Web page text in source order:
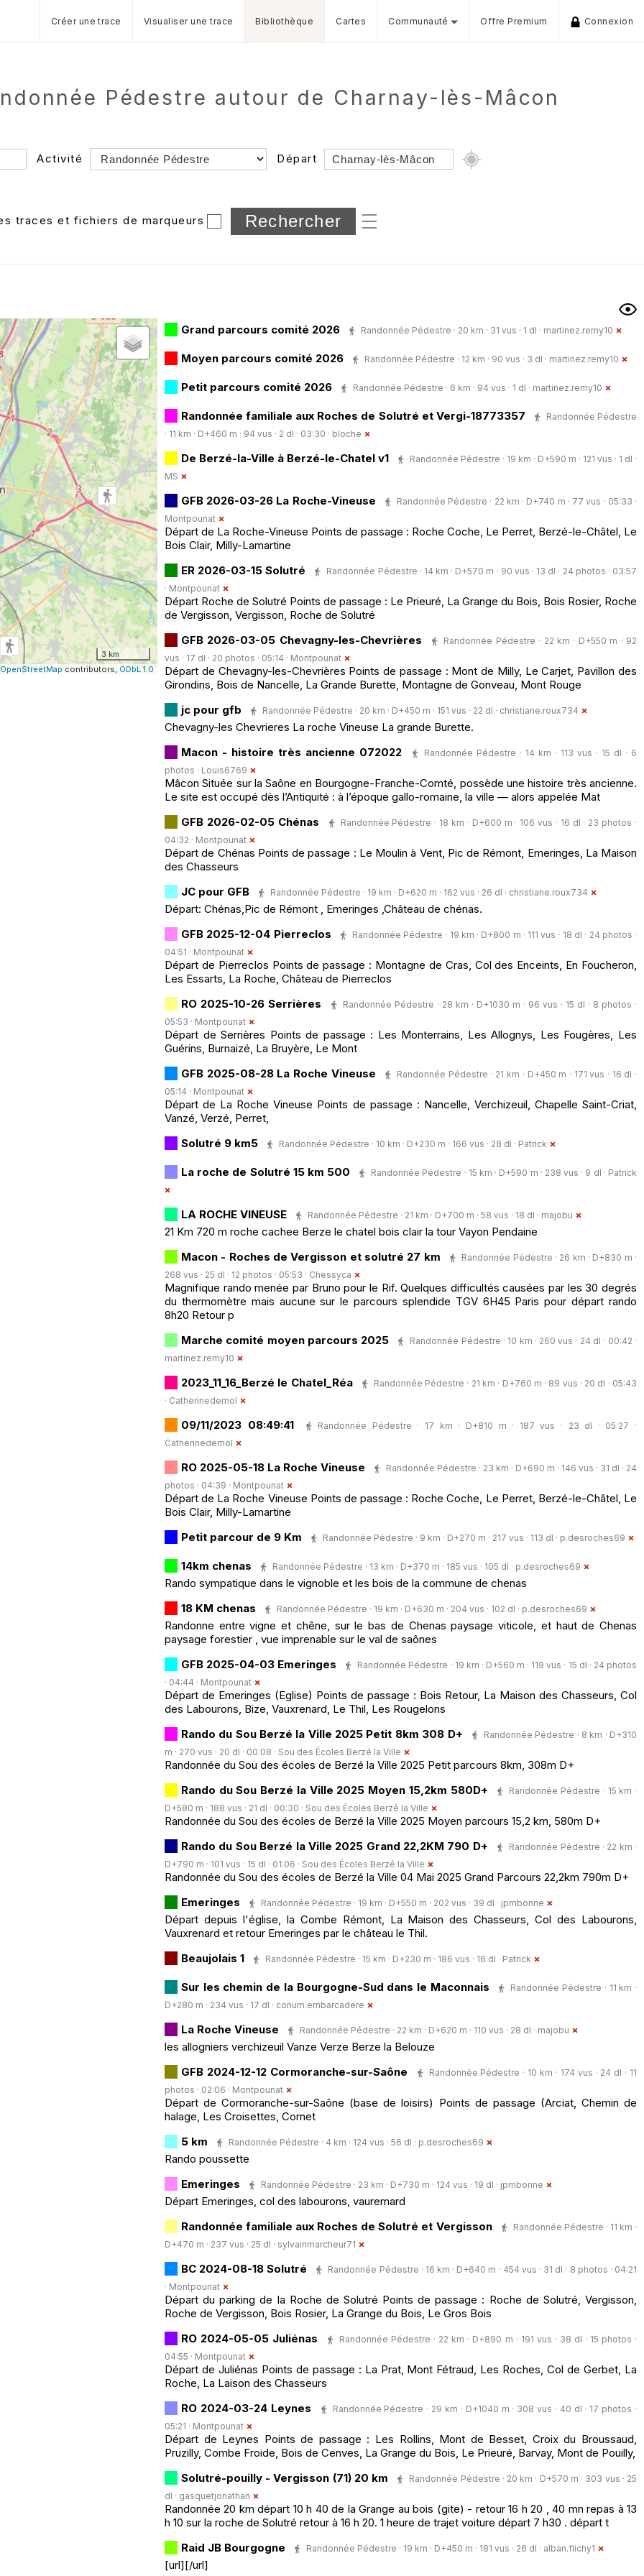
Créer une trace Visualiser une trace Bibliothèque Cartes Communauté Offre Premium Connexion
Pédestre autour de Charnay-lès-Mâcon
Activité Départ
Dossier
et sous-dossiers
traces et fichiers de marqueurs
3 km
OpenStreetMap contributors, ODbL 1.0
Grand parcours comité 2026 Randonnée Pédestre · 20 km · 31 vus · 1 dl · martinez.remy10
Moyen parcours comité 2026 Randonnée Pédestre · 12 km · 90 vus · 3 dl · martinez.remy10
Petit parcours comité 2026 Randonnée Pédestre · 6 km · 94 vus · 1 dl · martinez.remy10
Randonnée familiale aux Roches de Solutré et Vergi-18773357
Randonnée Pédestre
· 11 km · D+460 m · 94 vus · 2 dl · 03:30 · bloche
De Berzé-la-Ville à Berzé-le-Chatel v1
Randonnée Pédestre · 19 km · D+590 m · 121 vus · 1 dl ·
MS
GFB 2026-03-26 La Roche-Vineuse
Randonnée Pédestre · 22 km · D+740 m · 77 vus · 05:33 ·
Montpounat
Départ de La Roche-Vineuse Points de passage : Roche Coche, Le Perret, Berzé-le-Châtel, Le
Bois Clair, Milly-Lamartine
ER 2026-03-15 Solutré
Randonnée Pédestre · 14 km · D+570 m · 90 vus · 13 dl · 24 photos · 03:57
· Montpounat
Départ Roche de Solutré Points de passage : Le Prieuré, La Grange du Bois, Bois Rosier, Roche
de Vergisson, Vergisson, Roche de Solutré
GFB 2026-03-05 Chevagny-les-Chevrières
Randonnée Pédestre · 22 km · D+550 m · 92
vus · 17 dl · 20 photos · 05:14 · Montpounat
Départ de Chevagny-les-Chevrières Points de passage : Mont de Milly, Le Carjet, Pavillon des
Girondins, Bois de Nancelle, La Grande Burette, Montagne de Gonveau, Mont Rouge
jc pour gfb
Randonnée Pédestre · 20 km · D+450 m · 151 vus · 22 dl · christiane.roux734
Chevagny-les Chevrieres La roche Vineuse La grande Burette.
Macon - histoire très ancienne 072022
Randonnée Pédestre · 14 km · 113 vus · 15 dl · 6
photos · Louis6769
Mâcon Située sur la Saône en Bourgogne-Franche-Comté, possède une histoire très ancienne.
Le site est occupé dès l’Antiquité : à l’époque gallo-romaine, la ville — alors appelée Mat
GFB 2026-02-05 Chénas
Randonnée Pédestre · 18 km · D+600 m · 106 vus · 16 dl · 23 photos ·
04:32 · Montpounat
Départ de Chénas Points de passage : Le Moulin à Vent, Pic de Rémont, Emeringes, La Maison
des Chasseurs
JC pour GFB
Randonnée Pédestre · 19 km · D+620 m · 162 vus · 26 dl · christiane.roux734
Départ: Chénas,Pic de Rémont , Emeringes ,Château de chénas.
GFB 2025-12-04 Pierreclos
Randonnée Pédestre · 19 km · D+800 m · 111 vus · 18 dl · 24 photos ·
04:51 · Montpounat
Départ de Pierreclos Points de passage : Montagne de Cras, Col des Enceints, En Foucheron,
Les Essarts, La Roche, Château de Pierreclos
RO 2025-10-26 Serrières
Randonnée Pédestre · 28 km · D+1030 m · 96 vus · 15 dl · 8 photos ·
05:53 · Montpounat
Départ de Serrières Points de passage : Les Monterrains, Les Allognys, Les Fougères, Les
Guérins, Burnaizé, La Bruyère, Le Mont
GFB 2025-08-28 La Roche Vineuse
Randonnée Pédestre · 21 km · D+450 m · 171 vus · 16 dl ·
05:14 · Montpounat
Départ de La Roche Vineuse Points de passage : Nancelle, Verchizeuil, Chapelle Saint-Criat,
Vanzé, Verzé, Perret,
Solutré 9 km5
Randonnée Pédestre · 10 km · D+230 m · 166 vus · 28 dl · Patrick
La roche de Solutré 15 km 500 Randonnée Pédestre · 15 km · D+590 m · 238 vus · 9 dl · Patrick
LA ROCHE VINEUSE Randonnée Pédestre · 21 km · D+700 m · 58 vus · 18 dl · majobu
21 Km 720 m roche cachee Berze le chatel bois clair la tour Vayon Pendaine
Macon - Roches de Vergisson et solutré 27 km
Randonnée Pédestre · 26 km · D+830 m ·
268 vus · 25 dl · 12 photos · 05:53 · Chessyca
Magnifique rando menée par Bruno pour le Rif. Quelques difficultés causées par les 30 degrés
du thermomètre mais aucune sur le parcours splendide TGV 6H45 Paris pour départ rando
8h20 Retour p
Marche comité moyen parcours 2025
Randonnée Pédestre · 10 km · 260 vus · 24 dl · 00:42 ·
martinez.remy10
2023_11_16_Berzé le Chatel_Réa
Randonnée Pédestre · 21 km · D+760 m · 89 vus · 20 dl · 05:43
· Catherinedemol
09/11/2023 08:49:41
Randonnée Pédestre · 17 km · D+810 m · 187 vus · 23 dl · 05:27 ·
Catherinedemol
RO 2025-05-18 La Roche Vineuse
Randonnée Pédestre · 23 km · D+690 m · 146 vus · 31 dl · 24
photos · 04:39 · Montpounat
Départ de La Roche Vineuse Points de passage : Roche Coche, Le Perret, Berzé-le-Châtel, Le
Bois Clair, Milly-Lamartine
Petit parcour de 9 Km
Randonnée Pédestre · 9 km · D+270 m · 217 vus · 113 dl · p.desroches69
14km chenas Randonnée Pédestre · 13 km · D+370 m · 185 vus · 105 dl · p.desroches69
Rando sympatique dans le vignoble et les bois de la commune de chenas
18 KM chenas
Randonnée Pédestre · 19 km · D+630 m · 204 vus · 102 dl · p.desroches69
Randonne entre vigne et chêne, sur le bas de Chenas paysage viticole, et haut de Chenas
paysage forestier , vue imprenable sur le val de saônes
GFB 2025-04-03 Emeringes
Randonnée Pédestre · 19 km · D+560 m · 119 vus · 15 dl · 24 photos
· 04:44 · Montpounat
Départ de Emeringes (Eglise) Points de passage : Bois Retour, La Maison des Chasseurs, Col
des Labourons, Bize, Vauxrenard, Le Thil, Les Rougelons
Rando du Sou Berzé la Ville 2025 Petit 8km 308 D+
Randonnée Pédestre · 8 km · D+310
m · 270 vus · 20 dl · 00:08 · Sou des Écoles Berzé la Ville
Randonnée du Sou des écoles de Berzé la Ville 2025 Petit parcours 8km, 308m D+
Rando du Sou Berzé la Ville 2025 Moyen 15,2km 580D+
Randonnée Pédestre · 15 km ·
D+580 m · 188 vus · 21 dl · 00:30 · Sou des Écoles Berzé la Ville
Randonnée du Sou des écoles de Berzé la Ville 2025 Moyen parcours 15,2 km, 580m D+
Rando du Sou Berzé la Ville 2025 Grand 22,2KM 790 D+
Randonnée Pédestre · 22 km ·
D+790 m · 101 vus · 15 dl · 01:06 · Sou des Écoles Berzé la Ville
Randonnée du Sou des écoles de Berzé la Ville 04 Mai 2025 Grand Parcours 22,2km 790m D+
Emeringes
Randonnée Pédestre · 19 km · D+550 m · 202 vus · 39 dl · jpmbonne
Départ depuis l'église, la Combe Rémont, La Maison des Chasseurs, Col des Labourons,
Vauxrenard et retour Emeringes par le château le Thil.
Beaujolais 1
Randonnée Pédestre · 15 km · D+230 m · 186 vus · 16 dl · Patrick
Sur les chemin de la Bourgogne-Sud dans le Maconnais
Randonnée Pédestre · 11 km ·
D+280 m · 234 vus · 17 dl · conum.embarcadere
La Roche Vineuse Randonnée Pédestre · 22 km · D+620 m · 110 vus · 28 dl · majobu
les allogniers verchizeuil Vanze Verze Berze la Belouze
GFB 2024-12-12 Cormoranche-sur-Saône
Randonnée Pédestre · 10 km · 174 vus · 24 dl · 11
photos · 02:06 · Montpounat
Départ de Cormoranche-sur-Saône (base de loisirs) Points de passage (Arciat, Chemin de
halage, Les Croisettes, Cornet
5 km
Randonnée Pédestre · 4 km · 124 vus · 56 dl · p.desroches69
Rando poussette
Emeringes
Randonnée Pédestre · 23 km · D+730 m · 124 vus · 19 dl · jpmbonne
Départ Emeringes, col des labourons, vauremard
Randonnée familiale aux Roches de Solutré et Vergisson
Randonnée Pédestre · 11 km ·
D+470 m · 237 vus · 25 dl · sylvainmarcheur71
BC 2024-08-18 Solutré
Randonnée Pédestre · 16 km · D+640 m · 454 vus · 31 dl · 8 photos · 04:21
· Montpounat
Départ du parking de la Roche de Solutré Points de passage : Roche de Solutré, Vergisson,
Roche de Vergisson, Bois Rosier, La Grange du Bois, Le Gros Bois
RO 2024-05-05 Juliénas
Randonnée Pédestre · 22 km · D+890 m · 191 vus · 38 dl · 15 photos ·
04:55 · Montpounat
Départ de Juliénas Points de passage : La Prat, Mont Fétraud, Les Roches, Col de Gerbet, La
Roche, La Laison des Chasseurs
RO 2024-03-24 Leynes
Randonnée Pédestre · 29 km · D+1040 m · 308 vus · 40 dl · 17 photos ·
05:21 · Montpounat
Départ de Leynes Points de passage : Les Rollins, Mont de Besset, Croix du Broussaud,
Pruzilly, Combe Froide, Bois de Cenves, La Grange du Bois, Le Prieuré, Barvay, Mont de Pouilly,
Solutré-pouilly - Vergisson (71) 20 km
Randonnée Pédestre · 20 km · D+570 m · 303 vus · 25
dl · gasquetjonathan
Randonnée 20 km départ 10 h 40 de la Grange au bois (gite) - retour 16 h 20 , 40 mn repas à 13
h 10 sur la roche de Solutré retour à 16 h 20. 1 heure de trajet voiture départ 7 h30 . départ t
Raid JB Bourgogne
Randonnée Pédestre · 19 km · D+450 m · 181 vus · 26 dl · alban.flichy1
[url][/url]